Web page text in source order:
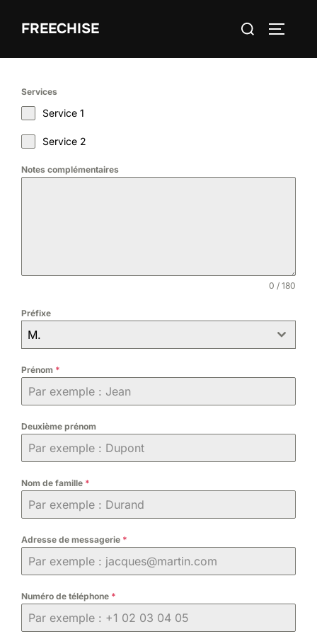
FREECHISE Rechercher :
Services
Service 1
Service 2
Notes complémentaires
0 / 180
Préfixe
M.
Prénom *
Deuxième prénom
Nom de famille *
Adresse de messagerie *
Numéro de téléphone *